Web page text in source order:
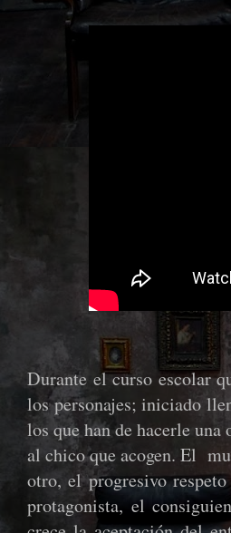
Durante el curso escolar
los personajes; iniciado
los que han de hacerle
al chico que acogen. El
otro, el progresivo
protagonista, el